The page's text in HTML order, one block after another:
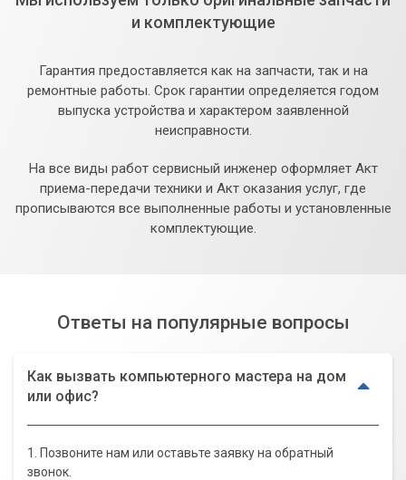
и комплектующие
Гарантия предоставляется как на запчасти, так и на
ремонтные работы. Срок гарантии определяется годом
выпуска устройства и характером заявленной
неисправности.
На все виды работ сервисный инженер оформляет Акт
приема-передачи техники и Акт оказания услуг, где
прописываются все выполненные работы и установленные
комплектующие.
Ответы на популярные вопросы
Как вызвать компьютерного мастера на дом
или офис?
1. Позвоните нам или оставьте заявку на обратный
звонок.